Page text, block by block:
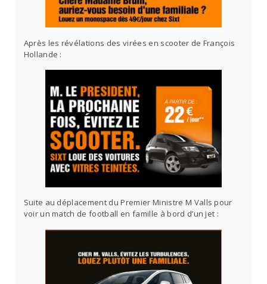
Après les révélations des virées en scooter de François
Hollande :
Suite au déplacement du Premier Ministre M Valls pour
voir un match de football en famille à bord d’un jet :